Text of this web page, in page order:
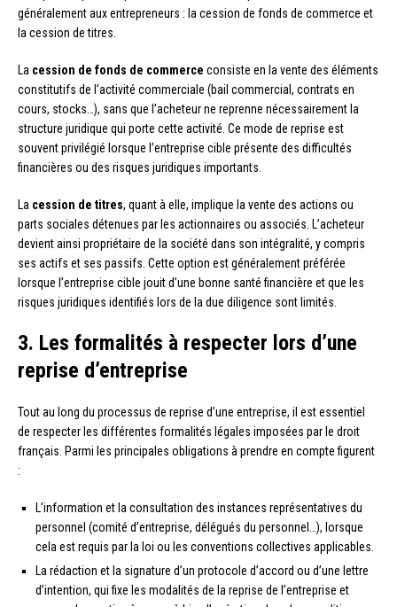
généralement aux entrepreneurs : la cession de fonds de commerce et
la cession de titres.
La cession de fonds de commerce consiste en la vente des éléments
constitutifs de l’activité commerciale (bail commercial, contrats en
cours, stocks…), sans que l’acheteur ne reprenne nécessairement la
structure juridique qui porte cette activité. Ce mode de reprise est
souvent privilégié lorsque l’entreprise cible présente des difficultés
financières ou des risques juridiques importants.
La cession de titres, quant à elle, implique la vente des actions ou
parts sociales détenues par les actionnaires ou associés. L’acheteur
devient ainsi propriétaire de la société dans son intégralité, y compris
ses actifs et ses passifs. Cette option est généralement préférée
lorsque l’entreprise cible jouit d’une bonne santé financière et que les
risques juridiques identifiés lors de la due diligence sont limités.
3. Les formalités à respecter lors d’une
reprise d’entreprise
Tout au long du processus de reprise d’une entreprise, il est essentiel
de respecter les différentes formalités légales imposées par le droit
français. Parmi les principales obligations à prendre en compte figurent
:
L’information et la consultation des instances représentatives du
personnel (comité d’entreprise, délégués du personnel…), lorsque
cela est requis par la loi ou les conventions collectives applicables.
La rédaction et la signature d’un protocole d’accord ou d’une lettre
d’intention, qui fixe les modalités de la reprise de l’entreprise et